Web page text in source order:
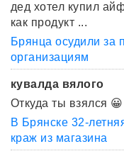
дед хотел купил
как продукт ...
Брянца осудили за
организациям
кувалда вялого
Откуда ты взялся 😀
В Брянске 32-
краж из магазина